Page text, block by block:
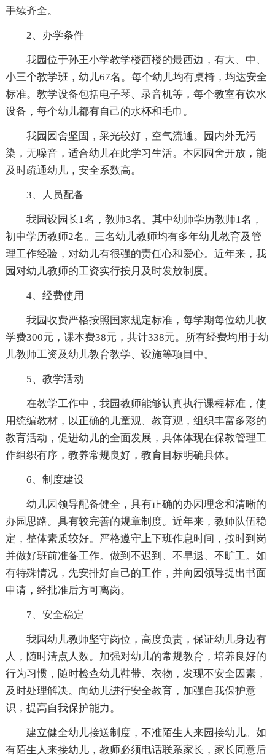
手续齐全。
2、办学条件
我园位于孙王小学教学楼西楼的最西边，有大、中、
小三个教学班，幼儿67名。每个幼儿均有桌椅，均达安全
标准。教学设备包括电子琴、录音机等，每个教室有饮水
设备，每个幼儿都有自己的水杯和毛巾。
我园园舍坚固，采光较好，空气流通。园内外无污
染，无噪音，适合幼儿在此学习生活。本园园舍开放，能
及时疏通幼儿，安全系数高。
3、人员配备
我园设园长1名，教师3名。其中幼师学历教师1名，
初中学历教师2名。三名幼儿教师均有多年幼儿教育及管
理工作经验，对幼儿有很强的责任心和爱心。近年来，我
园对幼儿教师的工资实行按月及时发放制度。
4、经费使用
我园收费严格按照国家规定标准，每学期每位幼儿收
学费300元，课本费38元，共计338元。所有经费均用于幼
儿教师工资及幼儿教育教学、设施等项目中。
5、教学活动
在教学工作中，我园教师能够认真执行课程标准，使
用统编教材，以正确的儿童观、教育观，组织丰富多彩的
教育活动，促进幼儿的全面发展，具体体现在保教管理工
作组织有序，教养常规良好，教育目标明确具体。
6、制度建设
幼儿园领导配备健全，具有正确的办园理念和清晰的
办园思路。具有较完善的规章制度。近年来，教师队伍稳
定，整体素质较好。严格遵守上下班作息时间，按时到岗
并做好班前准备工作。做到不迟到、不早退、不旷工。如
有特殊情况，先安排好自己的工作，并向园领导提出书面
申请，经批准后方可离岗。
7、安全稳定
我园幼儿教师坚守岗位，高度负责，保证幼儿身边有
人，随时清点人数。加强对幼儿的常规教育，培养良好的
行为习惯，随时检查幼儿鞋带、衣物，发现不安全因素，
及时处理解决。向幼儿进行安全教育，加强自我保护意
识，提高自我保护能力。
建立健全幼儿接送制度，不准陌生人来园接幼儿。如
有陌生人来接幼儿，教师必须电话联系家长，家长同意后